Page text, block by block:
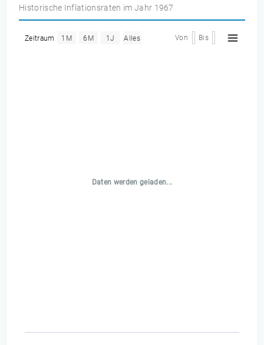
Historische Inflationsraten im Jahr 1967
Zeitraum 1M 6M 1J Alles Von Bis
Daten werden geladen...